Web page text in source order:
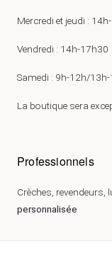
Mercredi et jeudi :
Vendredi : 14h-17h30
Samedi : 9h-12h/
La boutique sera
Professionnels
Crèches, revendeurs,
personnalisée